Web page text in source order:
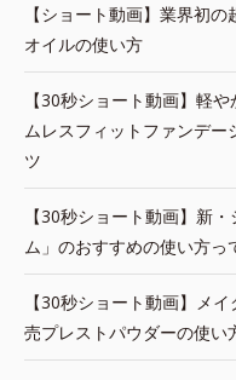
【ショート動画】業界初
オイルの使い方
【30秒ショート動画】軽
ムレスフィットファンデ
ツ
【30秒ショート動画】新
ム」のおすすめの使い方っ
【30秒ショート動画】メ
売プレストパウダーの使い